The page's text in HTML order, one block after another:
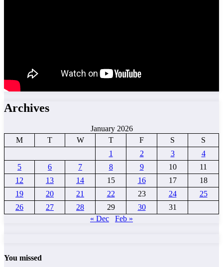
Archives
January 2026
M
T W T F S
S
1
2 3
4
5
6 7 8 9 10
11
12
13 14 15 16 17
18
19
20 21 22 23 24
25
26
27 28 29 30
31
« Dec
Feb »
You missed